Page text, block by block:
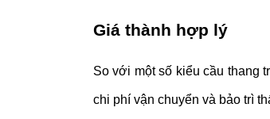
Giá thành hợp lý
So với một số kiểu cầu thang
chi phí vận chuyển và bảo trì